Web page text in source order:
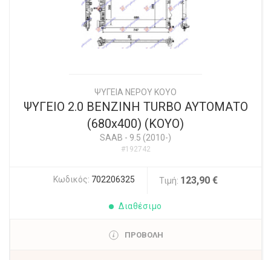
ΨΥΓΕΙΑ ΝΕΡΟΥ ΚΟΥΟ
ΨΥΓΕΙΟ 2.0 ΒΕΝΖΙΝΗ TURBO ΑΥΤΟΜΑΤΟ
(680x400) (KOYO)
SAAB - 9.5 (2010-)
#192742
Κωδικός: 702206325 Τιμή: 123,90 €
Διαθέσιμο
ΠΡΟΒΟΛΗ